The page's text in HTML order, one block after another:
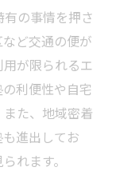
の事情を押さ
ど交通の便が
が限られるエ
利便性や自宅
た、地域密着
進出してお
れます。